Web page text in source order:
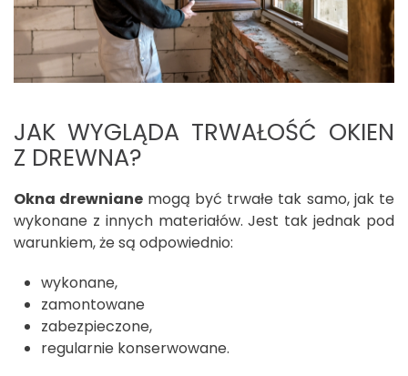
JAK WYGLĄDA TRWAŁOŚĆ OKIEN
Z DREWNA?
Okna drewniane mogą być trwałe tak samo, jak te
wykonane z innych materiałów. Jest tak jednak pod
warunkiem, że są odpowiednio:
wykonane,
zamontowane
zabezpieczone,
regularnie konserwowane.